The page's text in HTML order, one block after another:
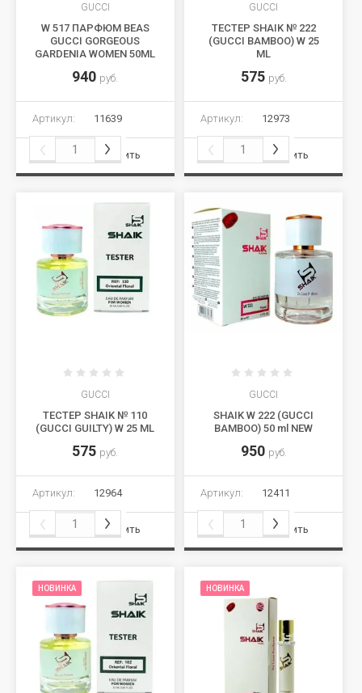
GUCCI
W 517 ПАРФЮМ BEAS
GUCCI GORGEOUS
GARDENIA WOMEN 50ML
940 руб.
Артикул: 11639
Сравнить
GUCCI
ТЕСТЕР SHAIK № 222
(GUCCI BAMBOO) W 25
ML
575 руб.
Артикул: 12973
Сравнить
GUCCI
ТЕСТЕР SHAIK № 110
(GUCCI GUILTY) W 25 ML
575 руб.
Артикул: 12964
Сравнить
GUCCI
SHAIK W 222 (GUCCI
BAMBOO) 50 ml NEW
950 руб.
Артикул: 12411
Сравнить
НОВИНКА НОВИНКА